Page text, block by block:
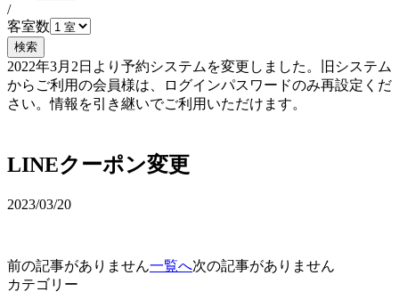
/
客室数
検索
2022年3月2日より予約システムを変更しました。旧システム
からご利用の会員様は、ログインパスワードのみ再設定くだ
さい。情報を引き継いでご利用いただけます。
LINEクーポン変更
2023/03/20
前の記事がありません一覧へ次の記事がありません
カテゴリー